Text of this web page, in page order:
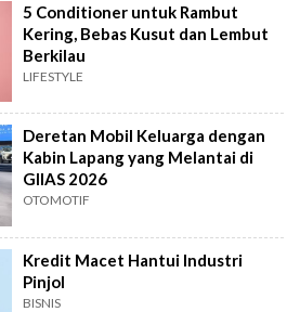
5 Conditioner untuk Rambut
Kering, Bebas Kusut dan Lembut
Berkilau
LIFESTYLE
Deretan Mobil Keluarga dengan
Kabin Lapang yang Melantai di
GIIAS 2026
OTOMOTIF
Kredit Macet Hantui Industri
Pinjol
BISNIS